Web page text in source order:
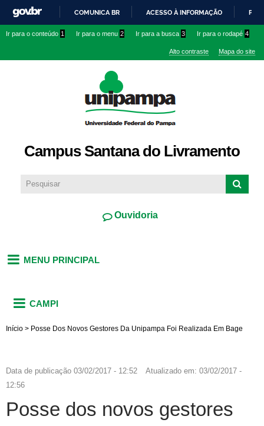
conteúdo
IR
O
COMUNICA BR ACESSO À INFORMAÇÃO
Ir para o conteúdo 1 Ir para o menu 2 Ir para a busca 3 Ir para o rodapé 4
Alto contraste Mapa do site
Campus Santana do Livramento
Ouvidoria
MENU PRINCIPAL
CAMPI
Início > Posse Dos Novos Gestores Da Unipampa Foi Realizada Em Bage
Data de publicação 03/02/2017 - 12:52 Atualizado em: 03/02/2017 -
12:56
Posse dos novos gestores